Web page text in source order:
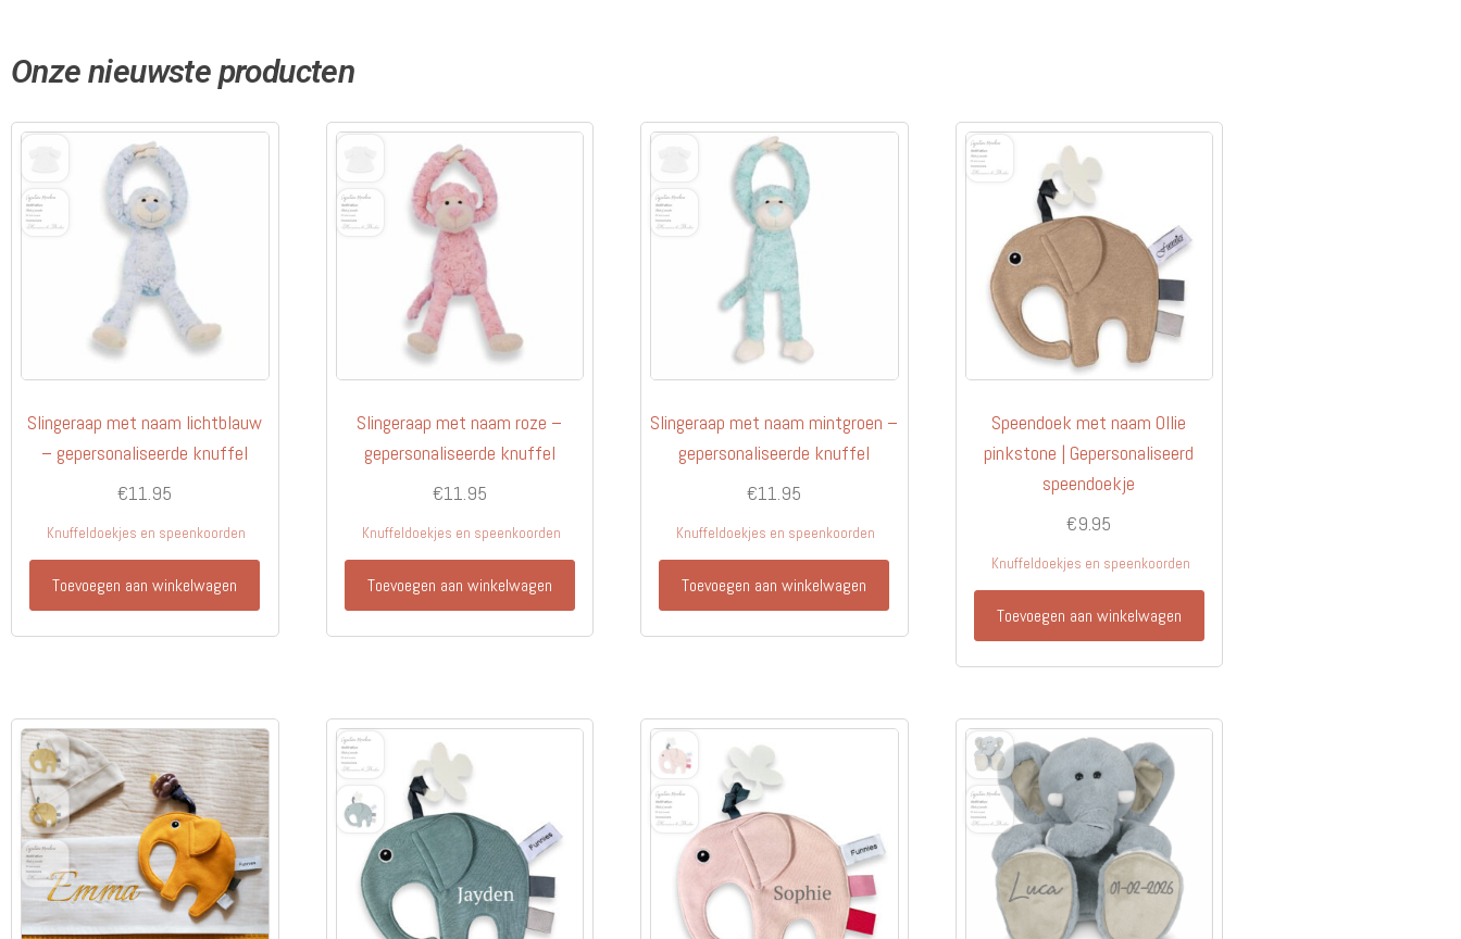
Onze nieuwste producten
Slingeraap met naam lichtblauw
– gepersonaliseerde knuffel
€11.95
Knuffeldoekjes en speenkoorden
Toevoegen aan winkelwagen
Slingeraap met naam roze –
gepersonaliseerde knuffel
€11.95
Knuffeldoekjes en speenkoorden
Toevoegen aan winkelwagen
Slingeraap met naam mintgroen –
gepersonaliseerde knuffel
€11.95
Knuffeldoekjes en speenkoorden
Toevoegen aan winkelwagen
Speendoek met naam Ollie
pinkstone | Gepersonaliseerd
speendoekje
€9.95
Knuffeldoekjes en speenkoorden
Toevoegen aan winkelwagen